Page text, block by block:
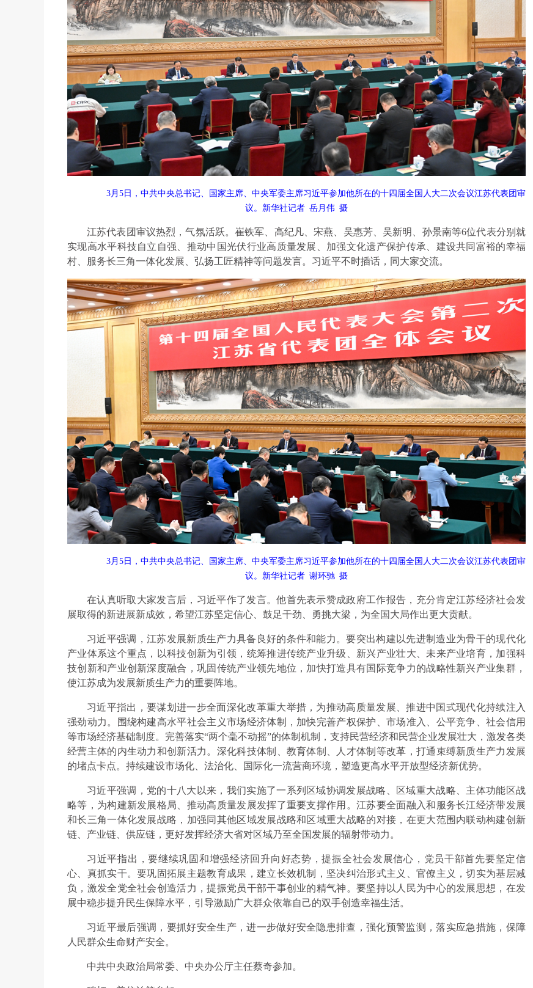
3月5日，中共中央总书记、国家主席、中央军委主席习近平参加他所在的十四届全国人大二次会议江苏代表团审
议。新华社记者 岳月伟 摄
江苏代表团审议热烈，气氛活跃。崔铁军、高纪凡、宋燕、吴惠芳、吴新明、孙景南等6位代表分别就
实现高水平科技自立自强、推动中国光伏行业高质量发展、加强文化遗产保护传承、建设共同富裕的幸福
村、服务长三角一体化发展、弘扬工匠精神等问题发言。习近平不时插话，同大家交流。
3月5日，中共中央总书记、国家主席、中央军委主席习近平参加他所在的十四届全国人大二次会议江苏代表团审
议。新华社记者 谢环驰 摄
在认真听取大家发言后，习近平作了发言。他首先表示赞成政府工作报告，充分肯定江苏经济社会发
展取得的新进展新成效，希望江苏坚定信心、鼓足干劲、勇挑大梁，为全国大局作出更大贡献。
习近平强调，江苏发展新质生产力具备良好的条件和能力。要突出构建以先进制造业为骨干的现代化
产业体系这个重点，以科技创新为引领，统筹推进传统产业升级、新兴产业壮大、未来产业培育，加强科
技创新和产业创新深度融合，巩固传统产业领先地位，加快打造具有国际竞争力的战略性新兴产业集群，
使江苏成为发展新质生产力的重要阵地。
习近平指出，要谋划进一步全面深化改革重大举措，为推动高质量发展、推进中国式现代化持续注入
强劲动力。围绕构建高水平社会主义市场经济体制，加快完善产权保护、市场准入、公平竞争、社会信用
等市场经济基础制度。完善落实“两个毫不动摇”的体制机制，支持民营经济和民营企业发展壮大，激发各类
经营主体的内生动力和创新活力。深化科技体制、教育体制、人才体制等改革，打通束缚新质生产力发展
的堵点卡点。持续建设市场化、法治化、国际化一流营商环境，塑造更高水平开放型经济新优势。
习近平强调，党的十八大以来，我们实施了一系列区域协调发展战略、区域重大战略、主体功能区战
略等，为构建新发展格局、推动高质量发展发挥了重要支撑作用。江苏要全面融入和服务长江经济带发展
和长三角一体化发展战略，加强同其他区域发展战略和区域重大战略的对接，在更大范围内联动构建创新
链、产业链、供应链，更好发挥经济大省对区域乃至全国发展的辐射带动力。
习近平指出，要继续巩固和增强经济回升向好态势，提振全社会发展信心，党员干部首先要坚定信
心、真抓实干。要巩固拓展主题教育成果，建立长效机制，坚决纠治形式主义、官僚主义，切实为基层减
负，激发全党全社会创造活力，提振党员干部干事创业的精气神。要坚持以人民为中心的发展思想，在发
展中稳步提升民生保障水平，引导激励广大群众依靠自己的双手创造幸福生活。
习近平最后强调，要抓好安全生产，进一步做好安全隐患排查，强化预警监测，落实应急措施，保障
人民群众生命财产安全。
中共中央政治局常委、中央办公厅主任蔡奇参加。